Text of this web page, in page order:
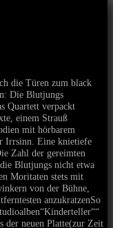
die Türen zum black
Die Blutjungs
Quartett verpackt
einem Strauß
mit hörbarem
Irrsinn. Eine knietiefe
Zahl der gereimten
Blutjungs nicht etwa
Moritaten stets mit
von der Bühne,
anzukratzenSo
der neuen Platte(zur Zeit